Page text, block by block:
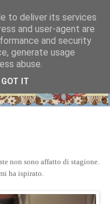
non sono affatto di stagione.
ha ispirato.
to deliver its services
and user-agent are
and security
generate usage
abuse.
GOT IT